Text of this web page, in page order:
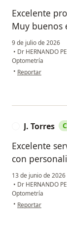
Excelente
Muy buenos
9 de julio de 2026
• Dr HERNANDO
Optometría
• en opinión del
Reportar
J. Torres
Excelente
con
13 de junio de 2026
• Dr HERNANDO
Optometría
• en opinión del
Reportar